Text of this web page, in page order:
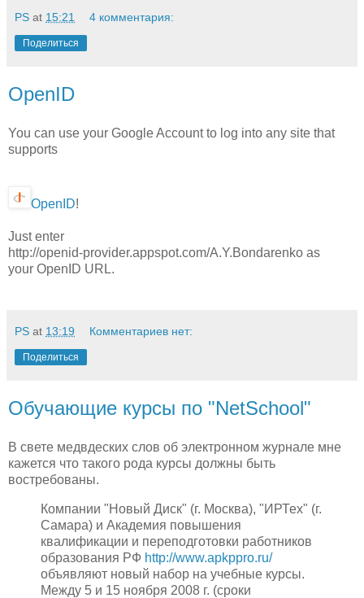
PS at 15:21 4 комментария:
Поделиться
OpenID
You can use your Google Account to log into any site that
supports
OpenID!
Just enter
http://openid-provider.appspot.com/A.Y.Bondarenko as
your OpenID URL.
PS at 13:19 Комментариев нет:
Поделиться
Обучающие курсы по "NetSchool"
В свете медвдеских слов об электронном журнале мне
кажется что такого рода курсы должны быть
востребованы.
Компании "Новый Диск" (г. Москва), "ИРТех" (г.
Самара) и Академия повышения
квалификации и переподготовки работников
образования РФ http://www.apkppro.ru/
объявляют новый набор на учебные курсы.
Между 5 и 15 ноября 2008 г. (сроки